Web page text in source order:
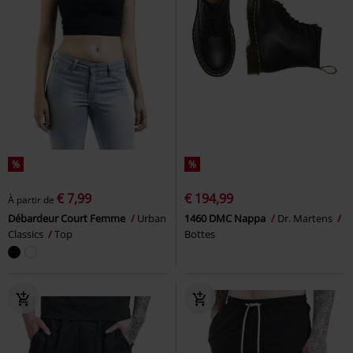
%
À partir de € 7,99
Débardeur Court Femme
Urban
Classics
Top
%
€ 194,99
1460 DMC Nappa
Dr. Martens
Bottes